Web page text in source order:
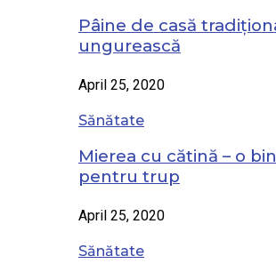
Pâine de casă
ungurească
April 25, 2020
Sănătate
Mierea cu cătină – o
pentru trup
April 25, 2020
Sănătate